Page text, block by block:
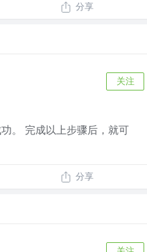
分享
关注
。 完成以上步骤后，就可
分享